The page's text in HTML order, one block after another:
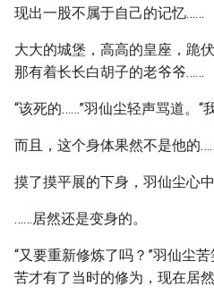
现出一股不属于自己的记忆……
大大的城堡，高高的皇座，跪
那有着长长白胡子的老爷爷……
“该死的……”羽仙尘轻声骂道。“
而且，这个身体果然不是他的
摸了摸平展的下身，羽仙尘心中
……居然还是变身的。
“又要重新修炼了吗？”羽仙尘
苦才有了当时的修为，现在居